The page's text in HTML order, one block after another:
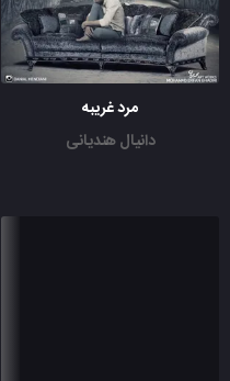
مرد غریبه
دانیال هندیانی